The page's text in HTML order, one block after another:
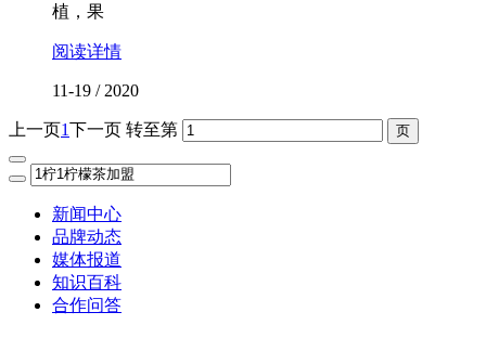
植，果
阅读详情
11-19 / 2020
上一页1下一页 转至第
新闻中心
品牌动态
媒体报道
知识百科
合作问答